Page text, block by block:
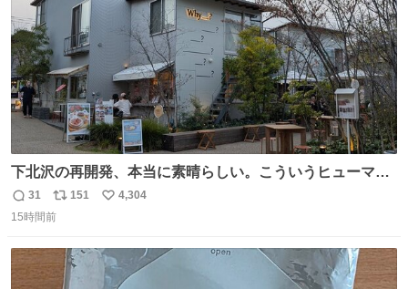
下北沢の再開発、本当に素晴らしい。こういうヒューマン
スケールの開発がいいんだよ。
返
信
31
リ
ポ
ト
数
151
い
数
4,304
15時間前